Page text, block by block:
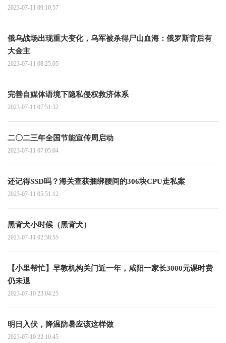
2023-07-11 09:10:57
俄乌战场出现重大变化，乌军被杀得尸山血海：俄罗斯背后有
大金主
2023-07-11 08:25:05
完善自媒体语境下隐私侵权救济体系
2023-07-11 07:51:32
二〇二三年全国节能宣传周启动
2023-07-11 07:05:04
还记得SSD吗？海关查获捆绑腰间的306块CPU走私案
2023-07-11 05:51:12
黑背犬小时候（黑背犬）
2023-07-11 02:58:55
【小里帮忙】早教机构关门近一年，咸阳一家长3000元课时费
仍未退
2023-07-10 23:04:25
明日入伏，降温防暑应该这样做
2023-07-10 22:10:45